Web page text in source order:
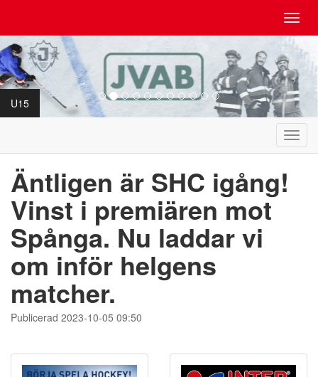
U15
Äntligen är SHC igång!
Vinst i premiären mot
Spånga. Nu laddar vi
om inför helgens
matcher.
Publicerad 2023-10-05 09:50